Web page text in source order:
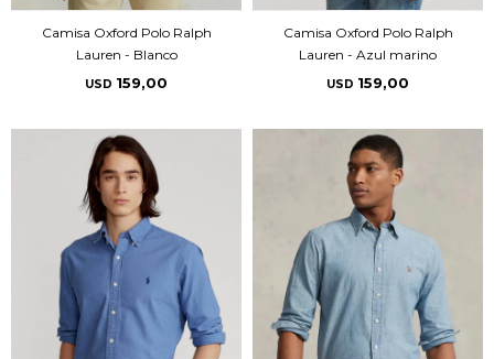
Camisa Oxford Polo Ralph
Lauren - Blanco
USD 159,00
Camisa Oxford Polo Ralph
Lauren - Azul marino
USD 159,00